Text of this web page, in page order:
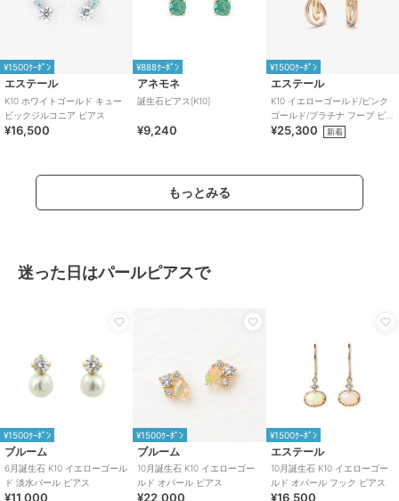
¥1500ｸｰﾎﾟﾝ
エステール
K10 ホワイトゴールド キュー
ビックジルコニア ピアス
¥16,500
¥888ｸｰﾎﾟﾝ
アネモネ
誕生石ピアス[K10]
¥9,240
¥1500ｸｰﾎﾟﾝ
エステール
K10 イエローゴールド/ピンク
ゴールド/プラチナ フープ ピア
ス
¥25,300 新着
もっとみる
迷った日はパールピアスで
¥1500ｸｰﾎﾟﾝ
ブルーム
6月誕生石 K10 イエローゴール
ド 淡水パール ピアス
¥11,000
¥1500ｸｰﾎﾟﾝ
ブルーム
10月誕生石 K10 イエローゴー
ルド オパール ピアス
¥22,000
¥1500ｸｰﾎﾟﾝ
エステール
10月誕生石 K10 イエローゴー
ルド オパール フック ピアス
¥16,500